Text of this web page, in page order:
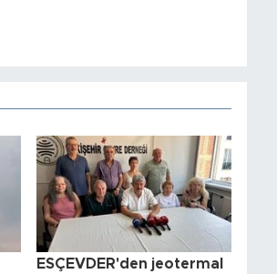
ESÇEVDER'den jeotermal